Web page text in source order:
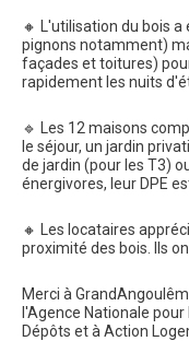
🔸 L'utilisation du bois
pignons notamment)
façades et toitures)
rapidement les nuits
🔹 Les 12 maisons
le séjour, un jardin
de jardin (pour les T3)
énergivores, leur DPE
🔸 Les locataires
proximité des bois. Ils
Merci à
l'Agence Nationale
Dépôts et à Action